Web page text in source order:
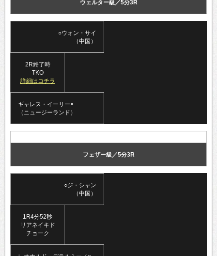
ウェルター級／5分3R
○ウォン・サイ
（中国）
2R終了時
TKO
詳細はコチラ
ギャレス・イーリー×
（ニュージーランド）
フェザー級／5分3R
○ジ・シャン
（中国）
1R4分52秒
リアネイキド
チョーク